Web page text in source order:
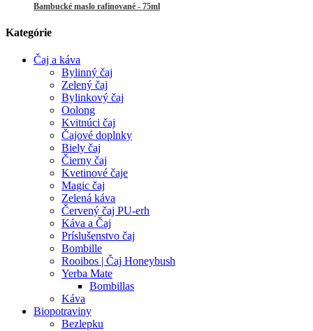
Bambucké maslo rafinované - 75ml
Kategórie
Čaj a káva
Bylinný čaj
Zelený čaj
Bylinkový čaj
Oolong
Kvitnúci čaj
Čajové doplnky
Biely čaj
Čierny čaj
Kvetinové čaje
Magic čaj
Zelená káva
Červený čaj PU-erh
Káva a Čaj
Príslušenstvo čaj
Bombille
Rooibos | Čaj Honeybush
Yerba Mate
Bombillas
Káva
Biopotraviny
Bezlepku